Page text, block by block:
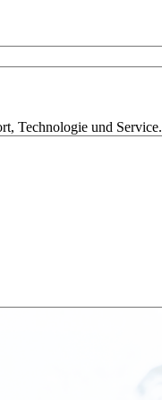
Technologie und Service.